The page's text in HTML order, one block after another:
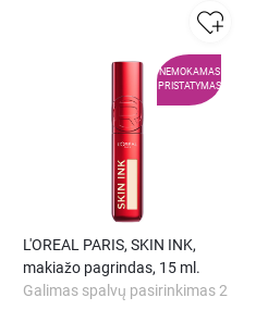
NEMOKAMAS
PRISTATYMAS
L'OREAL PARIS, SKIN INK,
makiažo pagrindas, 15 ml.
Galimas spalvų pasirinkimas 2